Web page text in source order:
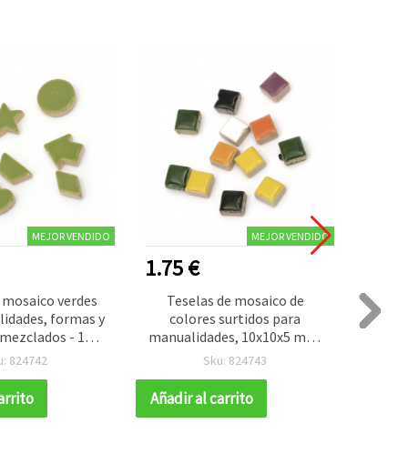
MEJOR VENDIDO
verdes
formas y
- 16
824742
MEJOR VENDIDO
1.75 €
Teselas de mosaico de
colores surtidos para
manualidades, 10x10x5 mm,
50 uds
Sku: 824743
Añadir al carrito